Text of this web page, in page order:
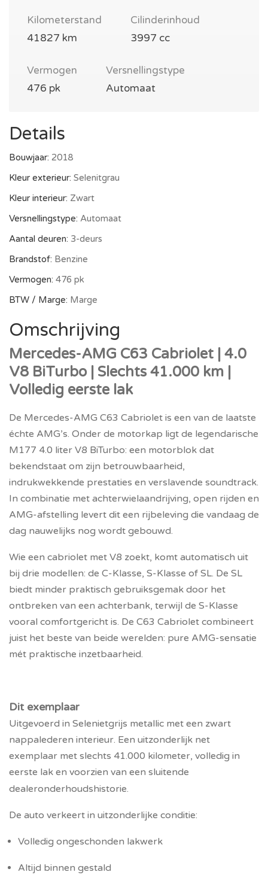
Kilometerstand
41827 km
Cilinderinhoud
3997 cc
Vermogen
476 pk
Versnellingstype
Automaat
Details
Bouwjaar: 2018
Kleur exterieur: Selenitgrau
Kleur interieur: Zwart
Versnellingstype: Automaat
Aantal deuren: 3-deurs
Brandstof: Benzine
Vermogen: 476 pk
BTW / Marge: Marge
Omschrijving
Mercedes-AMG C63 Cabriolet | 4.0
V8 BiTurbo | Slechts 41.000 km |
Volledig eerste lak
De Mercedes-AMG C63 Cabriolet is een van de laatste
échte AMG’s. Onder de motorkap ligt de legendarische
M177 4.0 liter V8 BiTurbo: een motorblok dat
bekendstaat om zijn betrouwbaarheid,
indrukwekkende prestaties en verslavende soundtrack.
In combinatie met achterwielaandrijving, open rijden en
AMG-afstelling levert dit een rijbeleving die vandaag de
dag nauwelijks nog wordt gebouwd.
Wie een cabriolet met V8 zoekt, komt automatisch uit
bij drie modellen: de C-Klasse, S-Klasse of SL. De SL
biedt minder praktisch gebruiksgemak door het
ontbreken van een achterbank, terwijl de S-Klasse
vooral comfortgericht is. De C63 Cabriolet combineert
juist het beste van beide werelden: pure AMG-sensatie
mét praktische inzetbaarheid.
Dit exemplaar
Uitgevoerd in Selenietgrijs metallic met een zwart
nappalederen interieur. Een uitzonderlijk net
exemplaar met slechts 41.000 kilometer, volledig in
eerste lak en voorzien van een sluitende
dealeronderhoudshistorie.
De auto verkeert in uitzonderlijke conditie:
Volledig ongeschonden lakwerk
Altijd binnen gestald